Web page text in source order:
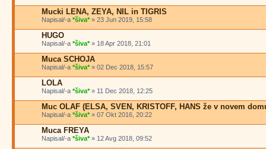
Mucki LENA, ZEYA, NIL in TIGRIS
Napisal/-a *šiva*» 23 Jun 2019, 15:58
HUGO
Napisal/-a *šiva*» 18 Apr 2018, 21:01
Muca SCHOJA
Napisal/-a *šiva*» 02 Dec 2018, 15:57
LOLA
Napisal/-a *šiva*» 11 Dec 2018, 12:25
Muc OLAF (ELSA, SVEN, KRISTOFF, HANS že v novem
Napisal/-a *šiva*» 07 Okt 2016, 20:22
Muca FREYA
Napisal/-a *šiva*» 12 Avg 2018, 09:52